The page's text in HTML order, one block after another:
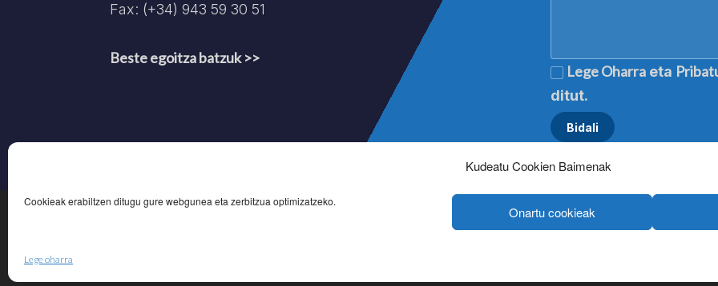
Kudeatu Cookien Baimenak
Cookieak erabiltzen ditugu gure webgunea eta zerbitzua optimizatzeko.
Onartu cookieak
Lege oharra
Fax: (+34) 943 59 30 51
Beste egoitza batzuk >>
Lege Oharra eta
ditut.
Lege oharra|Aviso legal|Mention légale|Legal notice